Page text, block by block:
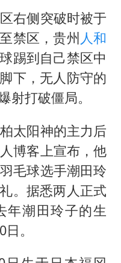
发反制美国
律师称“梅姨”若满75岁或不适用死刑
工“应休尽休”的底气
现强大韧性和活力
右侧突破时被于
禁区，贵州人和
踢到自己禁区中
下，无人防守的
射打破僵局。
太阳神的主力后
博客上宣布，他
毛球选手潮田玲
。据悉两人正式
年潮田玲子的生
。